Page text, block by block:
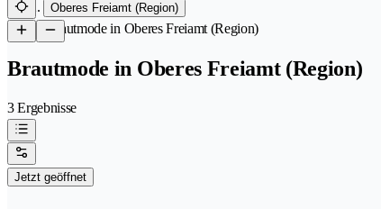
Oberes Freiamt (Region)
/Brautmode in Oberes Freiamt (Region)
Brautmode in Oberes Freiamt (Region)
3 Ergebnisse
Jetzt geöffnet